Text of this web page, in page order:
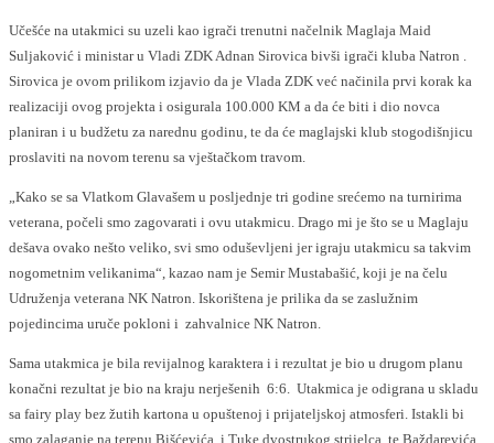
Učešće na utakmici su uzeli kao igrači trenutni načelnik Maglaja Maid
Suljaković i ministar u Vladi ZDK Adnan Sirovica bivši igrači kluba Natron .
Sirovica je ovom prilikom izjavio da je Vlada ZDK već načinila prvi korak ka
realizaciji ovog projekta i osigurala 100.000 KM a da će biti i dio novca
planiran i u budžetu za narednu godinu, te da će maglajski klub stogodišnjicu
proslaviti na novom terenu sa vještačkom travom.
„Kako se sa Vlatkom Glavašem u posljednje tri godine srećemo na turnirima
veterana, počeli smo zagovarati i ovu utakmicu. Drago mi je što se u Maglaju
dešava ovako nešto veliko, svi smo oduševljeni jer igraju utakmicu sa takvim
nogometnim velikanima“, kazao nam je Semir Mustabašić, koji je na čelu
Udruženja veterana NK Natron. Iskorištena je prilika da se zaslužnim
pojedincima uruče pokloni i zahvalnice NK Natron.
Sama utakmica je bila revijalnog karaktera i i rezultat je bio u drugom planu
konačni rezultat je bio na kraju nerješenih 6:6. Utakmica je odigrana u skladu
sa fairy play bez žutih kartona u opuštenoj i prijateljskoj atmosferi. Istakli bi
smo zalaganje na terenu Bišćevića, i Tuke dvostrukog strijelca, te Baždarevića